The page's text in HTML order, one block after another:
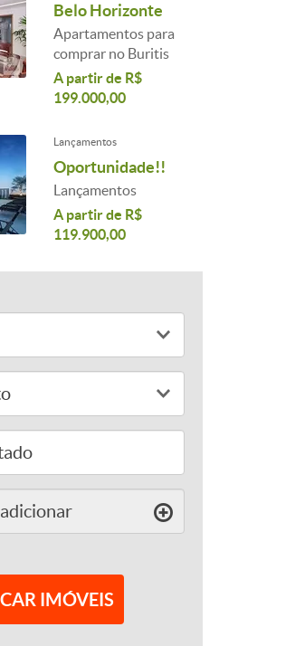
Belo Horizonte
Apartamentos para
comprar no Buritis
A partir de R$
199.000,00
Lançamentos
Oportunidade!!
Lançamentos
A partir de R$
119.900,00
adicionar